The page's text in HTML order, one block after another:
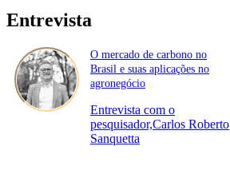
Entrevista
O mercado de carbono no
Brasil e suas aplicações no
agronegócio
Entrevista com o
pesquisador,Carlos Roberto
Sanquetta